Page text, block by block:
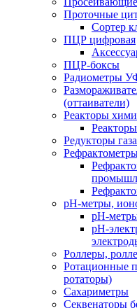
Проточные
Сортер
ПЦР цифровая
ПЦР-боксы
Радиометры
(оттаиватели)
Реакторы
Редукторы газа
рН-метры,
рН-
рН-
Роллеры,
Ротационные
ротаторы)
Сахариметры
Секвенаторы